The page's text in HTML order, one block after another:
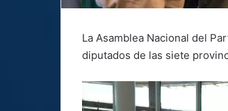
La Asamblea Nacional del
diputados de las siete